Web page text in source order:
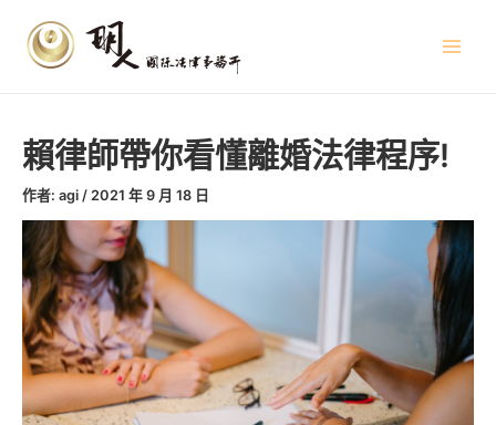
Menu
賴律師帶你看懂離婚法律程序!
作者: agi / 2021 年 9 月 18 日
章
導